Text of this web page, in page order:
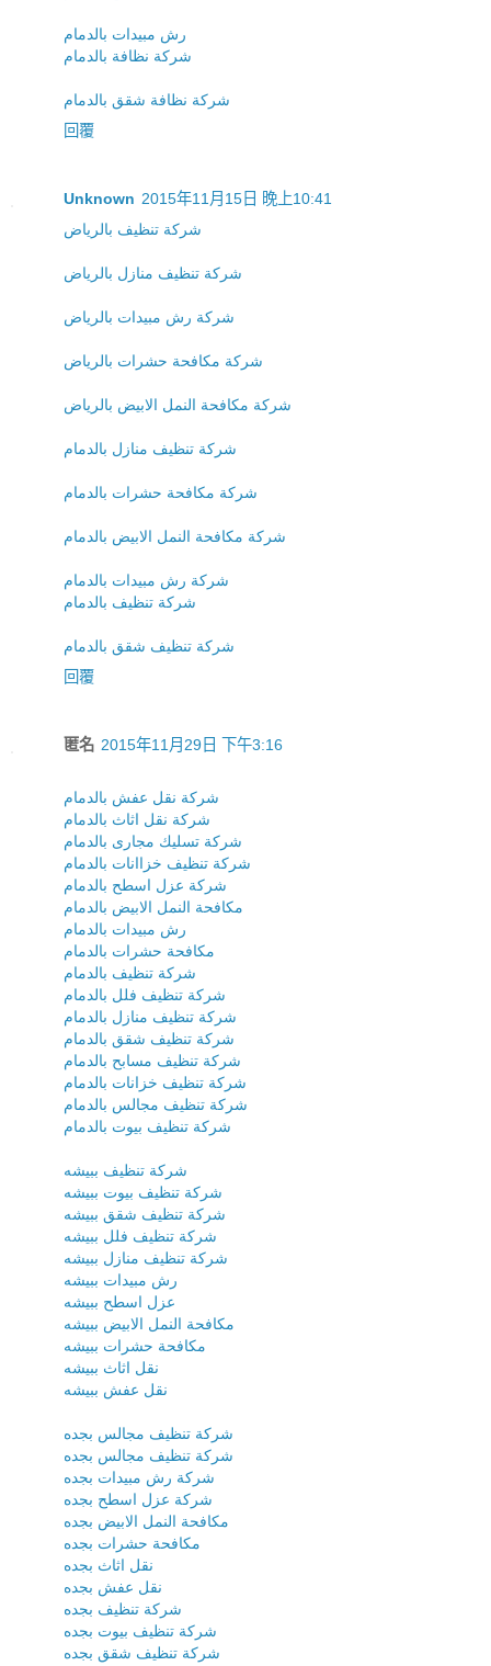
رش مبيدات بالدمام
شركة نظافة بالدمام
شركة نظافة شقق بالدمام
回覆
Unknown 2015年11月15日 晚上10:41
شركة تنظيف بالرياض
شركة تنظيف منازل بالرياض
شركة رش مبيدات بالرياض
شركة مكافحة حشرات بالرياض
شركة مكافحة النمل الابيض بالرياض
شركة تنظيف منازل بالدمام
شركة مكافحة حشرات بالدمام
شركة مكافحة النمل الابيض بالدمام
شركة رش مبيدات بالدمام
شركة تنظيف بالدمام
شركة تنظيف شقق بالدمام
回覆
匿名 2015年11月29日 下午3:16
شركة نقل عفش بالدمام
شركة نقل اثاث بالدمام
شركة تسليك مجارى بالدمام
شركة تنظيف خزاانات بالدمام
شركة عزل اسطح بالدمام
مكافحة النمل الابيض بالدمام
رش مبيدات بالدمام
مكافحة حشرات بالدمام
شركة تنظيف بالدمام
شركة تنظيف فلل بالدمام
شركة تنظيف منازل بالدمام
شركة تنظيف شقق بالدمام
شركة تنظيف مسابح بالدمام
شركة تنظيف خزانات بالدمام
شركة تنظيف مجالس بالدمام
شركة تنظيف بيوت بالدمام
شركة تنظيف ببيشه
شركة تنظيف بيوت ببيشه
شركة تنظيف شقق ببيشه
شركة تنظيف فلل ببيشه
شركة تنظيف منازل ببيشه
رش مبيدات ببيشه
عزل اسطح ببيشه
مكافحة النمل الابيض ببيشه
مكافحة حشرات ببيشه
نقل اثاث ببيشه
نقل عفش ببيشه
شركة تنظيف مجالس بجده
شركة تنظيف مجالس بجده
شركة رش مبيدات بجده
شركة عزل اسطح بجده
مكافحة النمل الابيض بجده
مكافحة حشرات بجده
نقل اثاث بجده
نقل عفش بجده
شركة تنظيف بجده
شركة تنظيف بيوت بجده
شركة تنظيف شقق بجده